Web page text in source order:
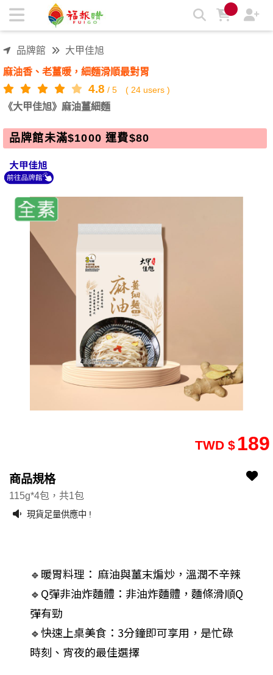
《大甲佳旭》麻油薑細麵 | 福報購蔬食購物商城
品牌館 大甲佳旭
麻油香、老薑暖，細麵滑順最對胃
4.8 / 5 ( 24 users )
《大甲佳旭》麻油薑細麵
品牌館未滿$1000 運費$80
189
TWD $
商品規格
115g*4包，共1包
現貨足量供應中 !
🔹暖胃料理： 麻油與薑末煸炒，溫潤不辛辣
🔹Q彈非油炸麵體：非油炸麵體，麵條滑順Q
彈有勁
🔹快速上桌美食：3分鐘即可享用，是忙碌
時刻、宵夜的最佳選擇